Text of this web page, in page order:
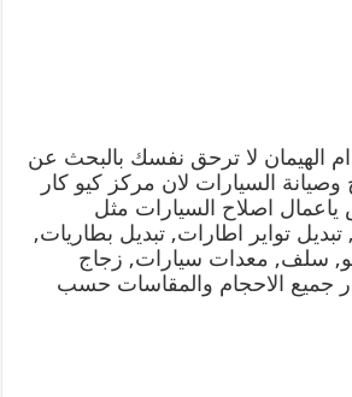
الهيمان لا ترحق نفسك بالبحث عن
السيارات لان مركز كيو كار
اصلاح السيارات مثل
تبديل تواير اطارات, تبديل بطاريات,
سلف, معدات سيارات, زجاج
جميع الاحجام والمقاسات حسب